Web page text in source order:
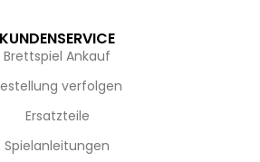
KUNDENSERVICE
Brettspiel Ankauf
verfolgen
Ersatzteile
Spielanleitungen